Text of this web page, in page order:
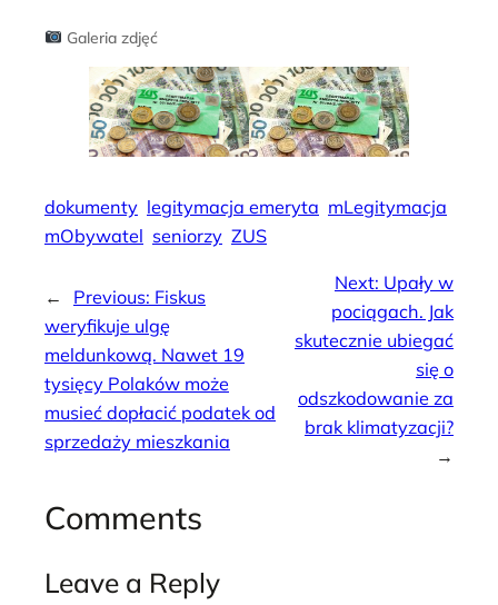
Galeria zdjęć
dokumenty legitymacja emeryta mLegitymacja
mObywatel seniorzy ZUS
← Previous: Fiskus
weryfikuje ulgę
meldunkową. Nawet 19
tysięcy Polaków może
musieć dopłacić podatek od
sprzedaży mieszkania
Next: Upały w
pociągach. Jak
skutecznie ubiegać
się o
odszkodowanie za
brak klimatyzacji?
→
Comments
Leave a Reply